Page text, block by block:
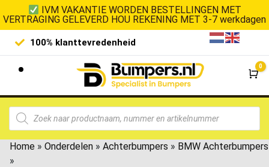
IVM VAKANTIE WORDEN BESTELLINGEN MET
VERTRAGING GELEVERD HOU REKENING MET 3-7 werkdagen
Laagste prijsgarantie
0
Home » Onderdelen » Achterbumpers » BMW Achterbumpers
»